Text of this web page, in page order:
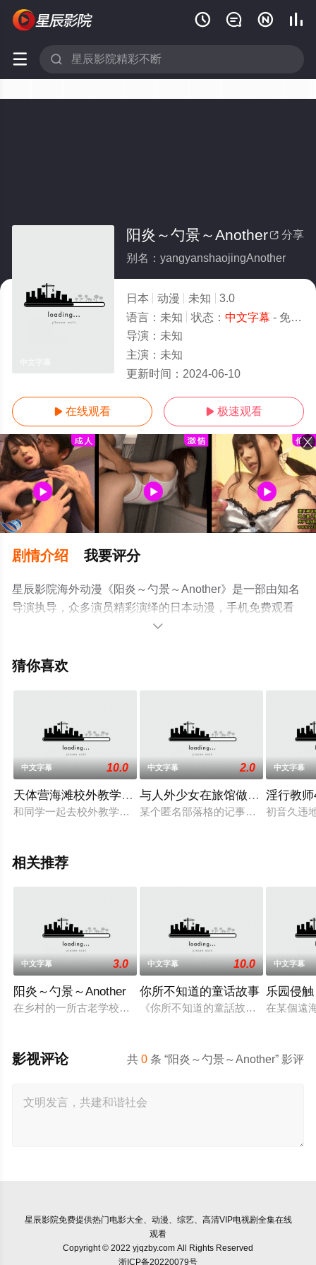
   
 
 分享
阳炎～勺景～Another
别名：yangyanshaojingAnother
日本 动漫 未知
3.0
语言： 未知 状态： 中文字幕 - 免费在线观看
导演： 未知
主演： 未知
更新时间： 2024-06-10
 在线观看  极速观看
剧情介绍 我要评分
星辰影院海外动漫《阳炎～勺景～Another》是一部由知名
导演执导，众多演员精彩演绎的日本动漫，手机免费观看
高清无删减完整版动漫全集就上星辰影视，更多相关信息

猜你喜欢
中文字幕 10.0
天体营海滩校外教学!! 动画版 403jdxa57337
和同学一起去校外教学时、却发现她们到了南欧的天体营海滩
中文字幕 2.0
与人外少女在旅馆做爱 d_169668
某个匿名部落格的记事。从那裏开始
中文字幕
淫行教
初音久违
相关推荐
中文字幕 3.0
阳炎～勺景～Another
在乡村的一所古老学校建筑中，雾岛枫被发现死亡。 她儿时的
中文字幕 10.0
你所不知道的童话故事
《你所不知道的童話故事》結合玩
中文字幕
乐园侵触
在某個遠
共0 条 “阳炎～勺景～Another” 影评
影视评论
星辰影院免费提供热门电影大全、动漫、综艺、高清VIP电视剧全集在线
观看
Copyright © 2022 yjqzby.com All Rights Reserved
浙ICP备20220079号